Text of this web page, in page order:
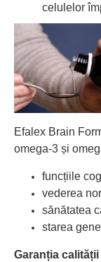
celulelor
Efalex Brain
omega-3 și
funcțiile
vederea
sănătatea
starea
Garanția